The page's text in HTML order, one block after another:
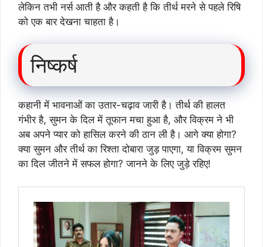
लेकिन तभी नर्स आती है और कहती है कि तीर्थ मरने से पहले रिषि
को एक बार देखना चाहता है।
निष्कर्ष
कहानी में भावनाओं का उतार-चढ़ाव जारी है। तीर्थ की हालत
गंभीर है, सुमन के दिल में तूफान मचा हुआ है, और विक्रम ने भी
अब अपने प्यार को हासिल करने की ठान ली है। आगे क्या होगा?
क्या सुमन और तीर्थ का रिश्ता दोबारा जुड़ पाएगा, या विक्रम सुमन
का दिल जीतने में सफल होगा? जानने के लिए जुड़े रहिए!